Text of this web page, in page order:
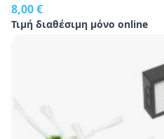
8,00 €
Τιμή διαθέσιμη μόνο online